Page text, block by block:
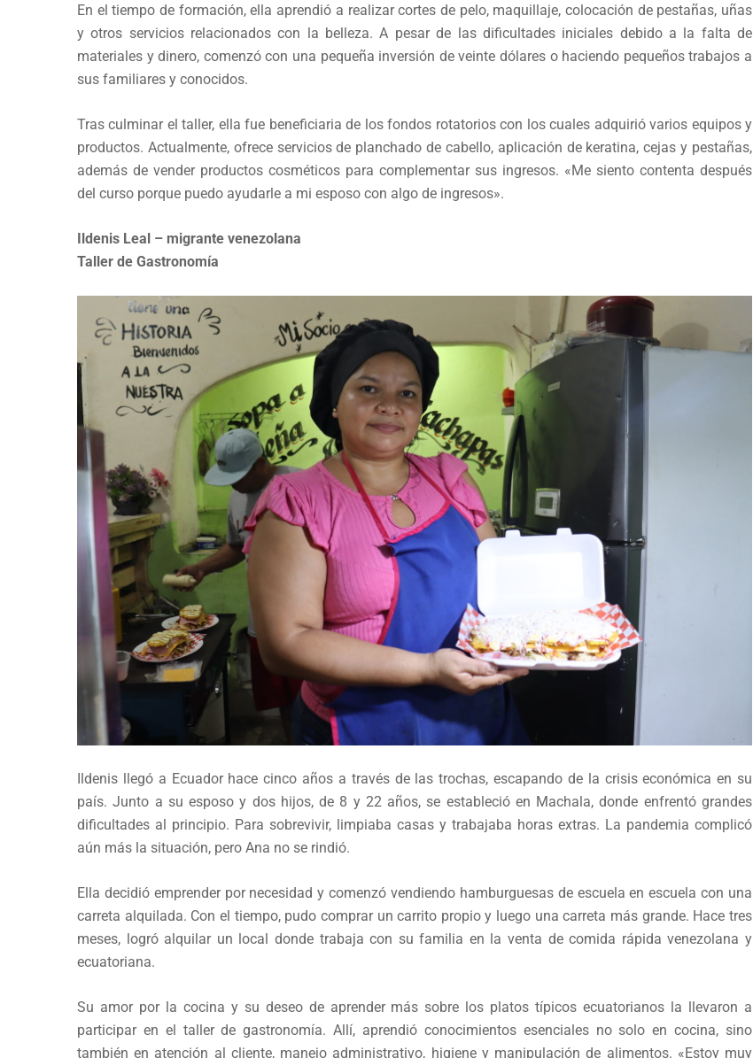
En el tiempo de formación, ella aprendió a realizar cortes de pelo, maquillaje, colocación de pestañas, uñas
y otros servicios relacionados con la belleza. A pesar de las dificultades iniciales debido a la falta de
materiales y dinero, comenzó con una pequeña inversión de veinte dólares o haciendo pequeños trabajos a
sus familiares y conocidos.
Tras culminar el taller, ella fue beneficiaria de los fondos rotatorios con los cuales adquirió varios equipos y
productos. Actualmente, ofrece servicios de planchado de cabello, aplicación de keratina, cejas y pestañas,
además de vender productos cosméticos para complementar sus ingresos. «Me siento contenta después
del curso porque puedo ayudarle a mi esposo con algo de ingresos».
Ildenis Leal – migrante venezolana
Taller de Gastronomía
Ildenis llegó a Ecuador hace cinco años a través de las trochas, escapando de la crisis económica en su
país. Junto a su esposo y dos hijos, de 8 y 22 años, se estableció en Machala, donde enfrentó grandes
dificultades al principio. Para sobrevivir, limpiaba casas y trabajaba horas extras. La pandemia complicó
aún más la situación, pero Ana no se rindió.
Ella decidió emprender por necesidad y comenzó vendiendo hamburguesas de escuela en escuela con una
carreta alquilada. Con el tiempo, pudo comprar un carrito propio y luego una carreta más grande. Hace tres
meses, logró alquilar un local donde trabaja con su familia en la venta de comida rápida venezolana y
ecuatoriana.
Su amor por la cocina y su deseo de aprender más sobre los platos típicos ecuatorianos la llevaron a
participar en el taller de gastronomía. Allí, aprendió conocimientos esenciales no solo en cocina, sino
también en atención al cliente, manejo administrativo, higiene y manipulación de alimentos. «Estoy muy